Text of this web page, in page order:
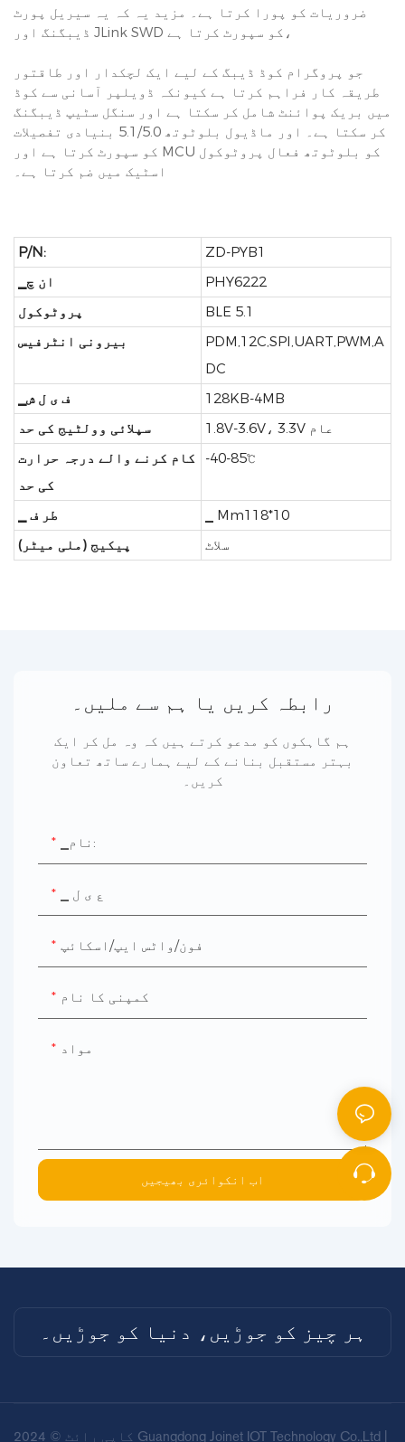
ضروریات کو پورا کرتا ہے۔ مزید یہ کہ یہ سیریل پورٹ
ڈیبگنگ اور JLink SWD کو سپورٹ کرتا ہے،
جو پروگرام کوڈ ڈیبگ کے لیے ایک لچکدار اور طاقتور
طریقہ کار فراہم کرتا ہے کیونکہ ڈویلپر آسانی سے کوڈ
میں بریک پوائنٹ شامل کر سکتا ہے اور سنگل سٹیپ ڈیبگنگ
کر سکتا ہے۔ اور ماڈیول بلوٹوتھ 5.1/5.0 بنیادی تفصیلات
کو سپورٹ کرتا ہے اور MCU کو بلوٹوتھ فعال پروٹوکول
اسٹیک میں ضم کرتا ہے۔
P/N:
ZD-PYB1
PHY6222
پروٹوکول
BLE 5.1
بیرونی انٹرفیس
PDM,12C,SPI,UART,PWM,A
DC
▁ف ی ل ش
128KB-4MB
سپلائی وولٹیج کی حد
1.8V-3.6V، 3.3V عام
کام کرنے والے درجہ حرارت
کی حد
-40-85℃
▁ طر ف
▁ Mm118*10
پیکیج (ملی میٹر)
سلاٹ
رابطہ کریں یا ہم سے ملیں۔
ہم گاہکوں کو مدعو کرتے ہیں کہ وہ مل کر ایک
بہتر مستقبل بنانے کے لیے ہمارے ساتھ تعاون
کریں۔
▁نام:
▁ ع ی ل
فون/واٹس ایپ/اسکائپ
کمپنی کا نام
مواد
اب انکوائری بھیجیں
ہر چیز کو جوڑیں، دنیا کو جوڑیں۔
کاپی رائٹ © 2024 Guangdong Joinet IOT Technology Co.,Ltd |